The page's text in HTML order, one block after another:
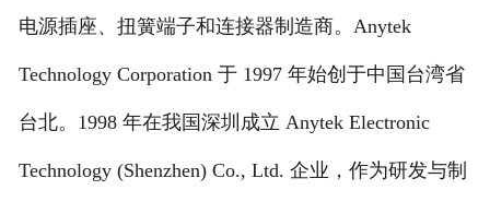
联系我们
电源插座、扭簧端子和连接器制造商。Anytek
Technology Corporation 于 1997 年始创于中国台湾省
台北。1998 年在我国深圳成立 Anytek Electronic
Technology (Shenzhen) Co., Ltd. 企业，作为研发与制